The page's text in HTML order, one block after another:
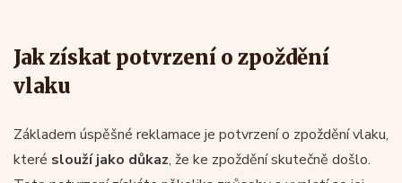
Jak získat potvrzení o zpoždění
vlaku
Základem úspěšné reklamace je potvrzení o zpoždění vlaku,
které slouží jako důkaz, že ke zpoždění skutečně došlo.